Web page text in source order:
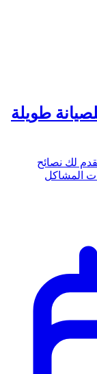
طويلة
لك نصائح
المشاكل